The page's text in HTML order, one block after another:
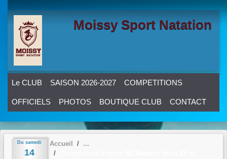
Moissy Sport Natation
Le CLUB SAISON 2026-2027 COMPETITIONS
OFFICIELS PHOTOS BOUTIQUE CLUB CONTACT
Du samedi
14
Accueil